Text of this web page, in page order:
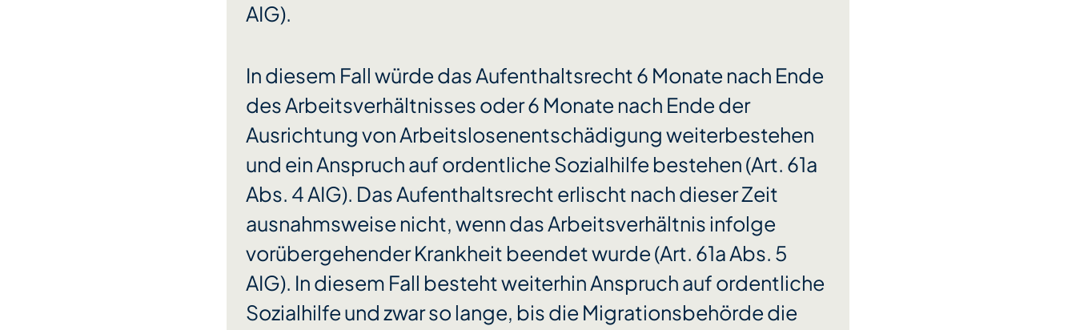
AIG).
In diesem Fall würde das Aufenthaltsrecht 6 Monate nach Ende
des Arbeitsverhältnisses oder 6 Monate nach Ende der
Ausrichtung von Arbeitslosenentschädigung weiterbestehen
und ein Anspruch auf ordentliche Sozialhilfe bestehen (Art. 61a
Abs. 4 AIG). Das Aufenthaltsrecht erlischt nach dieser Zeit
ausnahmsweise nicht, wenn das Arbeitsverhältnis infolge
vorübergehender Krankheit beendet wurde (Art. 61a Abs. 5
AIG). In diesem Fall besteht weiterhin Anspruch auf ordentliche
Sozialhilfe und zwar so lange, bis die Migrationsbehörde die